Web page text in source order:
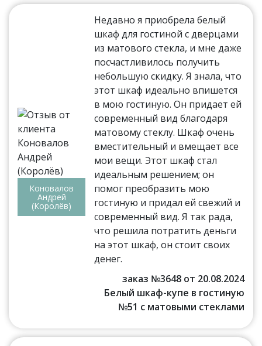
Коновалов
Андрей
(Королёв)
Недавно я приобрела белый
шкаф для гостиной с дверцами
из матового стекла, и мне даже
посчастливилось получить
небольшую скидку. Я знала, что
этот шкаф идеально впишется
в мою гостиную. Он придает ей
современный вид благодаря
матовому стеклу. Шкаф очень
вместительный и вмещает все
мои вещи. Этот шкаф стал
идеальным решением; он
помог преобразить мою
гостиную и придал ей свежий и
современный вид. Я так рада,
что решила потратить деньги
на этот шкаф, он стоит своих
денег.
заказ №3648 от 20.08.2024
Белый шкаф-купе в гостиную
№51 с матовыми стеклами